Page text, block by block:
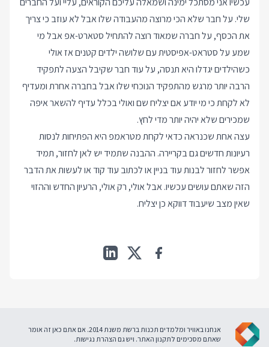
שלי. על חבר שלא הכי מרוצה מהעבודה שלו אבל לא עוזב כי צריך
את הכסף, על חברה שמאוד רוצה להתחיל סטארט-אפ אבל מי
שמע על סטראט-אפיסטית עם שלושה ילדים קטנים אז אולי
כשהילדים יגדלו היא תנסה, על עוד חבר שקיבל הצעה לתפקיד
הרבה יותר מרגש מהתפקיד הנוכחי שלו אבל בחברה אחרת ומעדיף
לא לקחת כי מי יודע אם יצליח שם ואולי בכלל עדיף להשאר איפה
שמכירים שלא יהיה יותר מדי לחץ.
עצה אחת שכנראה כדאי לקחת מטראמפ היא הפתיחות לנסות
רעיונות חדשים גם בקריירה. ההבנה שתמיד יש לאן לחזור, תמיד
אפשר לחזור לבנות עוד בניין או לכתוב עוד קוד או לעשות את הדבר
הזה שאתם עושים עכשיו. אבל אולי, רק אולי, הרעיון החדש וההזוי
שאין מצב שיעבוד דווקא כן יצליח.
אנחנו באוויר ומלמדים תכנות ברשת משנת 2014. אם אתם כאן זה אומר
שאתם מסכימים לתקנון האתר. ויש גם הצהרת נגישות.